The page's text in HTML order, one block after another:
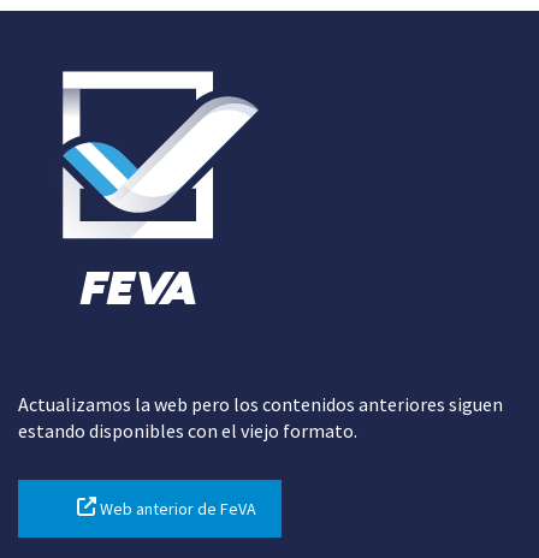
Actualizamos la web pero los contenidos anteriores siguen
estando disponibles con el viejo formato.
Web anterior de FeVA